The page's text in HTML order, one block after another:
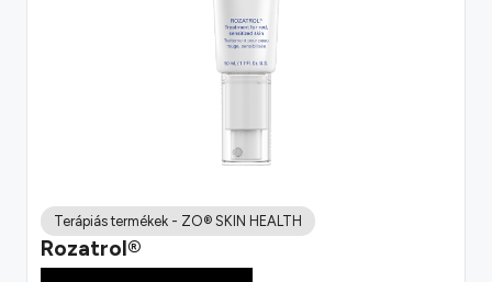
Terápiás termékek - ZO® SKIN HEALTH
Rozatrol®